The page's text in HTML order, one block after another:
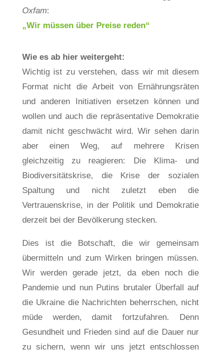
Oxfam:
„Wir müssen über Preise reden“
Wie es ab hier weitergeht:
Wichtig ist zu verstehen, dass wir mit diesem
Format nicht die Arbeit von Ernährungsräten
und anderen Initiativen ersetzen können und
wollen und auch die repräsentative Demokratie
damit nicht geschwächt wird. Wir sehen darin
aber einen Weg, auf mehrere Krisen
gleichzeitig zu reagieren: Die Klima- und
Biodiversitätskrise, die Krise der sozialen
Spaltung und nicht zuletzt eben die
Vertrauenskrise, in der Politik und Demokratie
derzeit bei der Bevölkerung stecken.
Dies ist die Botschaft, die wir gemeinsam
übermitteln und zum Wirken bringen müssen.
Wir werden gerade jetzt, da eben noch die
Pandemie und nun Putins brutaler Überfall auf
die Ukraine die Nachrichten beherrschen, nicht
müde werden, damit fortzufahren. Denn
Gesundheit und Frieden sind auf die Dauer nur
zu sichern, wenn wir uns jetzt entschlossen